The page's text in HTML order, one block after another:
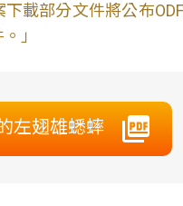
載部分文件將公布
」
左翅雄蟋蟀